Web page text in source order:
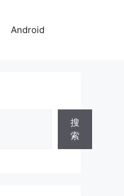
Android
搜
索